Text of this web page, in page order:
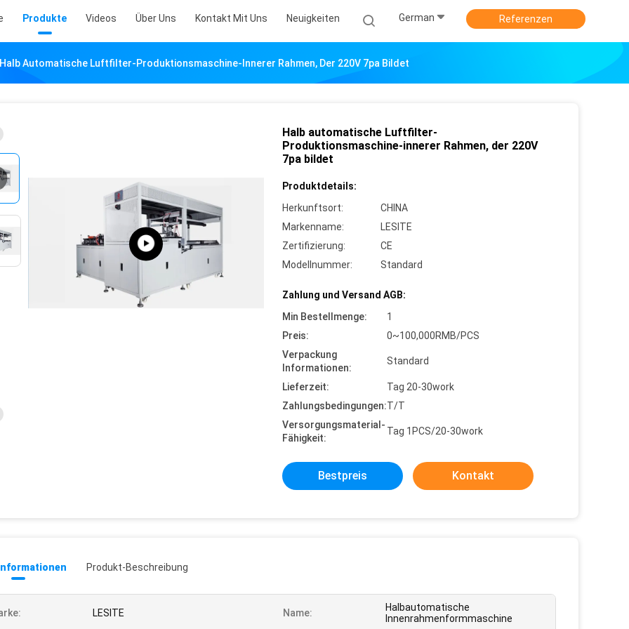
Produkte Videos Über Uns Kontakt Mit Uns Neuigkeiten German Referenzen
Halb Automatische Luftfilter-Produktionsmaschine-Innerer Rahmen, Der 220V 7pa Bildet
Halb automatische Luftfilter-
Produktionsmaschine-innerer Rahmen, der 220V
7pa bildet
Produktdetails:
Herkunftsort:
CHINA
Markenname:
LESITE
Zertifizierung:
CE
Modellnummer:
Standard
Zahlung und Versand AGB:
Min Bestellmenge:
1
Preis:
0~100,000RMB/PCS
Verpackung
Informationen:
Standard
Lieferzeit:
Tag 20-30work
Zahlungsbedingungen:T/T
Versorgungsmaterial-
Fähigkeit:
Tag 1PCS/20-30work
Bestpreis Kontakt
Produkt-Beschreibung
LESITE Name:
Halbautomatische
Innenrahmenformmaschine